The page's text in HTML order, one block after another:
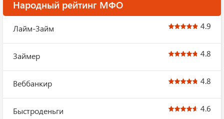
Народный рейтинг МФО
Лайм-Займ 4.9
Займер 4.8
Веббанкир 4.8
Быстроденьги 4.6